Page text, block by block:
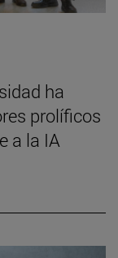
ha
prolíficos
a la IA